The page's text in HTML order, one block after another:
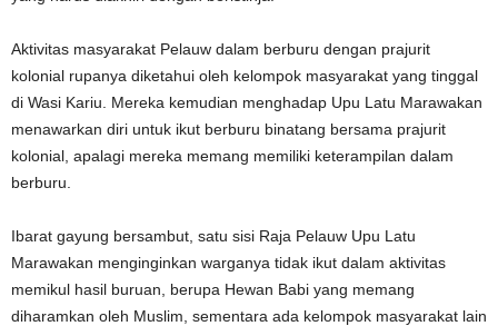
Aktivitas masyarakat Pelauw dalam berburu dengan prajurit
kolonial rupanya diketahui oleh kelompok masyarakat yang tinggal
di Wasi Kariu. Mereka kemudian menghadap Upu Latu Marawakan
menawarkan diri untuk ikut berburu binatang bersama prajurit
kolonial, apalagi mereka memang memiliki keterampilan dalam
berburu.
Ibarat gayung bersambut, satu sisi Raja Pelauw Upu Latu
Marawakan menginginkan warganya tidak ikut dalam aktivitas
memikul hasil buruan, berupa Hewan Babi yang memang
diharamkan oleh Muslim, sementara ada kelompok masyarakat lain